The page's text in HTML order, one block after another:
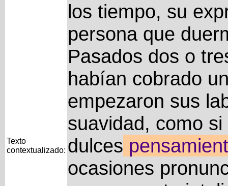
Texto
contextualizado:
los tiempo, su
persona que
Pasados dos o
habían cobrado
empezaron sus
suavidad, como
dulces
ocasiones